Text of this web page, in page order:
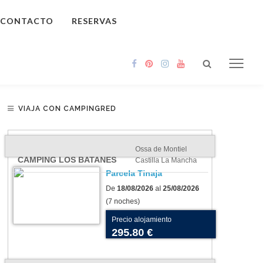
CONTACTO RESERVAS
VIAJA CON CAMPINGRED
CAMPING LOS BATANES
Ossa de Montiel
Castilla La Mancha
Parcela Tinaja
De 18/08/2026 al 25/08/2026
(7 noches)
Precio alojamiento
295.80 €